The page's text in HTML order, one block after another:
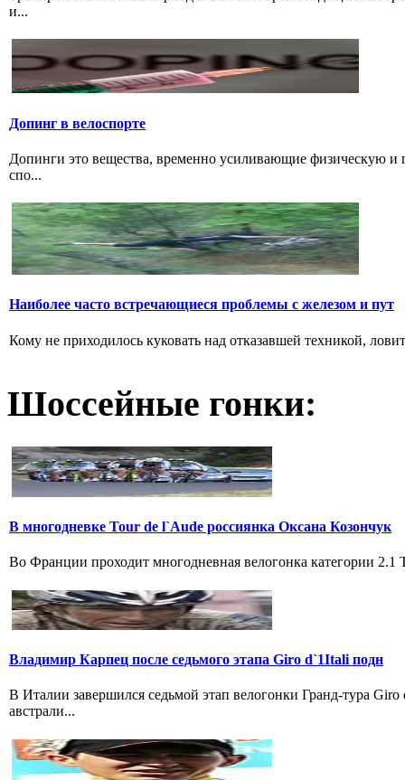
и...
Допинг в велоспорте
Допинги это вещества, временно усиливающие физическую и
спо...
Наиболее часто встречающиеся проблемы с железом и пут
Кому не приходилось куковать над отказавшей техникой,
Шоссейные гонки:
В многодневке Tour de l`Aude россиянка Оксана Козончук
Во Франции проходит многодневная велогонка категории
Владимир Карпец после седьмого этапа Giro d`1Itali подн
В Италии завершился седьмой этап велогонки Гранд-тура
австрали...